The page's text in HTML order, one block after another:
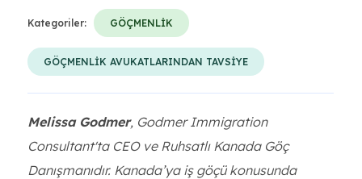
Kategoriler: GÖÇMENLİK
GÖÇMENLİK AVUKATLARINDAN TAVSİYE
Melissa Godmer, Godmer Immigration
Consultant'ta CEO ve Ruhsatlı Kanada Göç
Danışmanıdır. Kanada’ya iş göçü konusunda